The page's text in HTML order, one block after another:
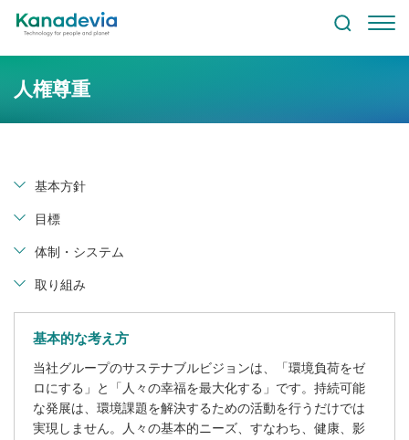
人権尊重
基本方針
目標
体制・システム
取り組み
基本的な考え方
当社グループのサステナブルビジョンは、「環境負荷をゼ
ロにする」と「人々の幸福を最大化する」です。持続可能
な発展は、環境課題を解決するための活動を行うだけでは
実現しません。人々の基本的ニーズ、すなわち、健康、影